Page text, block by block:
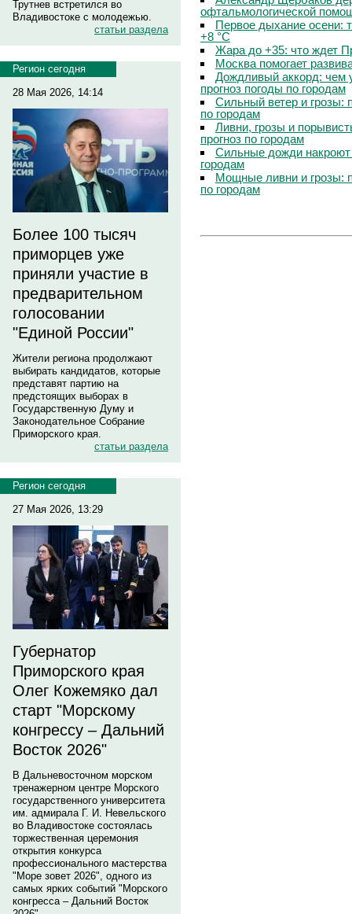
Трутнев встретился во
Владивостоке с молодежью.
статьи раздела
Регион сегодня
28 Мая 2026, 14:14
Более 100 тысяч
приморцев уже
приняли участие в
предварительном
голосовании
"Единой России"
Жители региона продолжают
выбирать кандидатов, которые
представят партию на
предстоящих выборах в
Государственную Думу и
Законодательное Собрание
Приморского края.
статьи раздела
Регион сегодня
27 Мая 2026, 13:29
Губернатор
Приморского края
Олег Кожемяко дал
старт "Морскому
конгрессу – Дальний
Восток 2026"
В Дальневосточном морском
тренажерном центре Морского
государственного университета
им. адмирала Г. И. Невельского
во Владивостоке состоялась
торжественная церемония
открытия конкурса
профессионального мастерства
"Море зовет 2026", одного из
самых ярких событий "Морского
конгресса – Дальний Восток
офтальмологической
Первое дыхание осени:
+8 °C
Жара до +35: что ждет
Москва помогает
Дождливый аккорд: чем
прогноз погоды по городам
Сильный ветер и грозы:
по городам
Ливни, грозы и
прогноз по городам
Сильные дожди
городам
Мощные ливни и грозы:
по городам